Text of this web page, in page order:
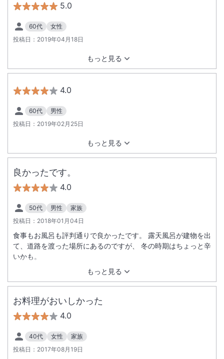
5.0
60代
女性
投稿日： 2019年04月18日
もっと見る
4.0
60代
男性
投稿日： 2019年02月25日
もっと見る
良かったです。
4.0
50代 男性
家族
投稿日： 2018年01月04日
もっと見る
食事もお風呂も評判通りで良かったです。 露天風呂が建物を出
て、道路を渡った場所にあるのですが、 冬の時期はちょっと辛
いかも。
お料理がおいしかった
4.0
40代 女性
家族
投稿日： 2017年08月19日